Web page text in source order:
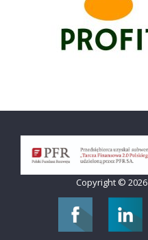
Copyright © 2026